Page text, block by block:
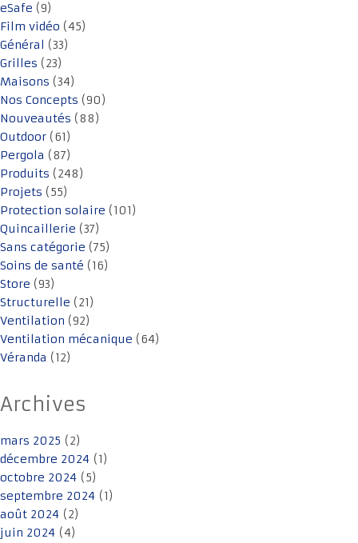
eSafe (9)
Film vidéo (45)
Général (33)
Grilles (23)
Maisons (34)
Nos Concepts (90)
Nouveautés (88)
Outdoor (61)
Pergola (87)
Produits (248)
Projets (55)
Protection solaire (101)
Quincaillerie (37)
Sans catégorie (75)
Soins de santé (16)
Store (93)
Structurelle (21)
Ventilation (92)
Ventilation mécanique (64)
Véranda (12)
Archives
mars 2025 (2)
décembre 2024 (1)
octobre 2024 (5)
septembre 2024 (1)
août 2024 (2)
juin 2024 (4)